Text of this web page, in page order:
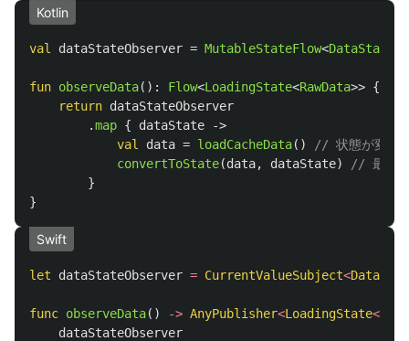
Kotlin
val dataStateObserver = MutableStateFlow<DataState
fun observeData(): Flow<LoadingState<RawData>> {
return dataStateObserver
.map { dataState
->
val
data = loadCacheData()
// 状態が変化
convertToState(data, dataState)
// 最終的
}
}
Swift
let dataStateObserver = CurrentValueSubject<
func observeData() -> AnyPublisher<LoadingState<
dataStateObserver